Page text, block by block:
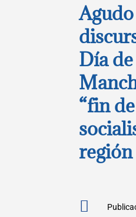
Día
“fin
región
